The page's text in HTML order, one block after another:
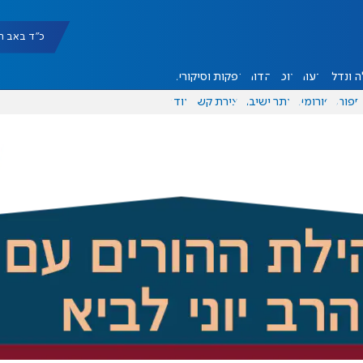
כ"ד באב תשפ"ו
ונדל"ן דעות אוכל יהדות הפקות וסיקורים
ספורט פורומים אתר ישיבה יצירת קשר עוד